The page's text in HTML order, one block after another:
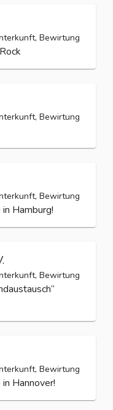
Bewirtung
Bewirtung
Bewirtung
Hamburg!
Bewirtung
Bewirtung
Hannover!